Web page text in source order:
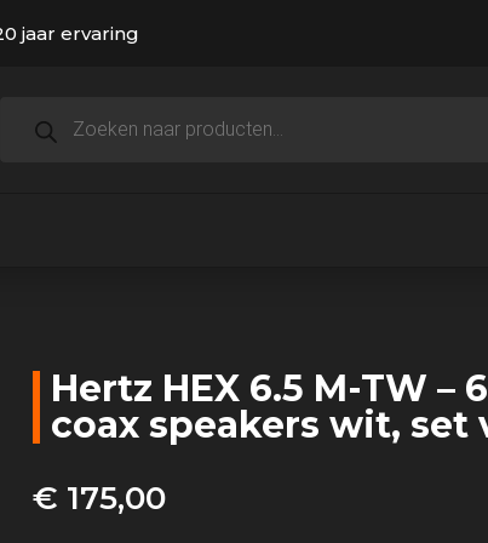
jaar ervaring
zoeken
Hertz HEX 6.5 M-TW –
coax speakers wit, set
€ 175,00